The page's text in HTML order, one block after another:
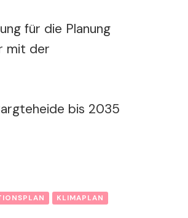
für die Planung
mit der
bis 2035
KLIMAPLAN